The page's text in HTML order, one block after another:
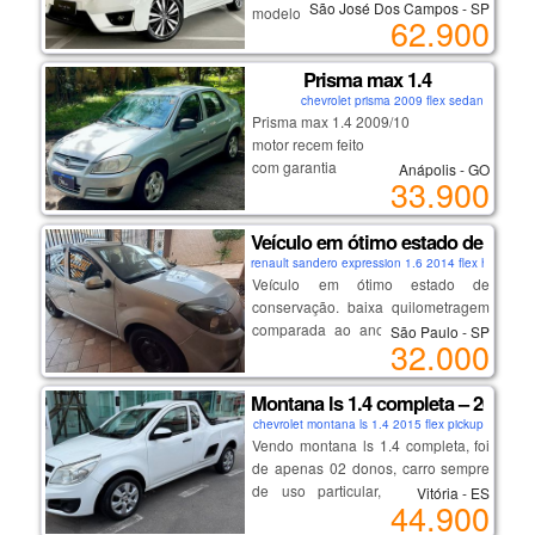
traseiro bipartido, engate, cluster
com conta-giros, velocímetro e
display digital com nível de
combustível e computador de bordo,
além de econômetro, conexão usb e
auxiliar, banco de couro, banco do
motorista e volante com ajuste de
altura, alarme, vidros elétricos e
freios abs.. carro de mulher –olhou
levou. preço: r$118.000,00. tel: (21)
98444-3050 / (21) 98755-5676
(somente zap).
- estado de novo: único dono e com
todas revisões na concessionária.
venha aproveitar a oportunidade de
um topo de linha em condições
impecáveis, com preço reduzido
similar ao modelo intermediário.
modelo novo
veículo revisado
cautelar aprovado
manual e chave cópia
ipva e licenciamento 2026
oportunidade com qualidade e
São José Dos Campos - SP
62.900
Prisma max 1.4
chevrolet prisma 2009 flex sedan
Prisma max 1.4 2009/10
motor recem feito
com garantia
financio
Anápolis - GO
33.900
Veículo em ótimo estado de
renault sandero expression 1.6 2014 flex hatch
Veículo em ótimo estado de
conservação. baixa quilometragem
comparada ao ano de fabricação.
sem dívidas, ipva pago, possui
seguro.
São Paulo - SP
32.000
Montana ls 1.4 completa – 2015
chevrolet montana ls 1.4 2015 flex pickup
Vendo montana ls 1.4 completa, foi
de apenas 02 donos, carro sempre
de uso particular, nunca foi de
empresa, nada a fazer de mecânica,
Vitória - ES
44.900